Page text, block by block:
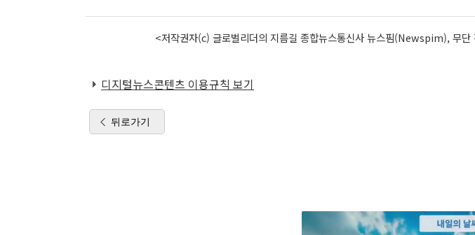
<저작권자(c) 글로벌리더의 지름길 종합뉴스통신사 뉴스핌(Newspim), 무단
디지털뉴스콘텐츠 이용규칙 보기
뒤로가기